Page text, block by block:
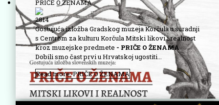
PRIČE O ŽENAMA
2814
Gostujuća izložba Gradskog muzeja Korčula u suradnji
s Centrom za kulturu Korčula Mitski likovi i realnost
kroz muzejske predmete - PRIČE O ŽENAMA
Dobili smo čast prvi u Hrvatskoj ugostiti...
Read more: PRIČE O ŽENAMA